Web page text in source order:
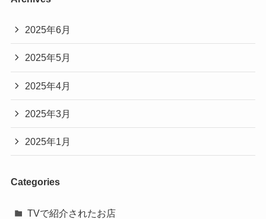
2025年6月
2025年5月
2025年4月
2025年3月
2025年1月
Categories
TVで紹介されたお店